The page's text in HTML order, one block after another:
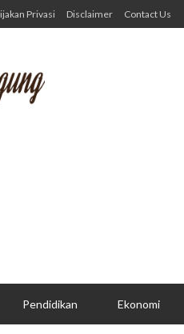
Privasi Disclaimer Contact Us
Pendidikan Ekonomi